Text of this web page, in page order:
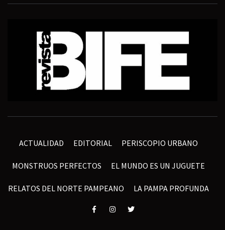
ACTUALIDAD EDITORIAL PERISCOPIO URBANO
MONSTRUOS PERFECTOS EL MUNDO ES UN JUGUETE
RELATOS DEL NORTE PAMPEANO LA PAMPA PROFUNDA
ElementoElementoElemento